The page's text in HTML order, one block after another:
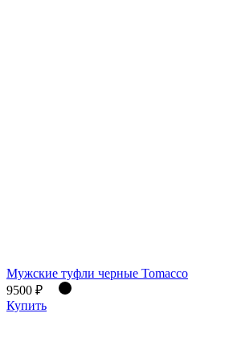
Мужские туфли черные Tomacco
9500 ₽
Купить